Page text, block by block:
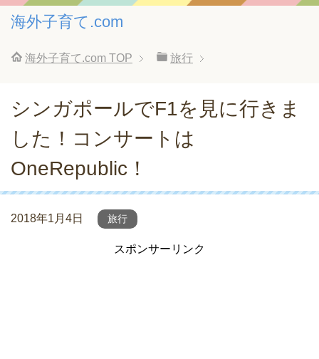
海外子育て.com
海外子育て.com TOP 旅行
シンガポールでF1を見に行きま
した！コンサートは
OneRepublic！
2018年1月4日 旅行
スポンサーリンク